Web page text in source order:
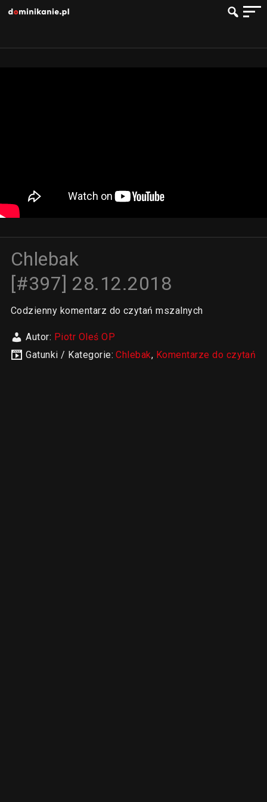
Chlebak
[#397] 28.12.2018
Codzienny komentarz do czytań mszalnych
Autor: Piotr Oleś OP
Gatunki / Kategorie:Chlebak, Komentarze do czytań